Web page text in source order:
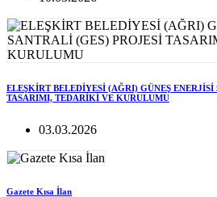
ELEŞKİRT BELEDİYESİ (AĞRI) GÜNEŞ
TASARIMI, TEDARİKİ VE KURULUMU
03.03.2026
Gazete Kısa İlan